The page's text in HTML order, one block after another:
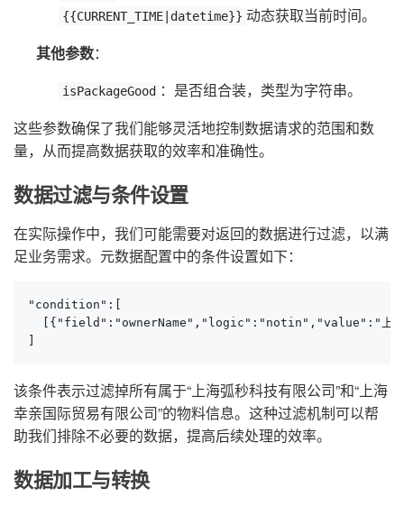
{{CURRENT_TIME|datetime}} 动态获取当前时间。
其他参数：
isPackageGood ：是否组合装，类型为字符串。
这些参数确保了我们能够灵活地控制数据请求的范围和数
量，从而提高数据获取的效率和准确性。
数据过滤与条件设置
在实际操作中，我们可能需要对返回的数据进行过滤，以满
足业务需求。元数据配置中的条件设置如下：
"condition":[
[{"field":"ownerName","logic":"notin","value":"上海弧
该条件表示过滤掉所有属于“上海弧秒科技有限公司”和“上海
幸亲国际贸易有限公司”的物料信息。这种过滤机制可以帮
助我们排除不必要的数据，提高后续处理的效率。
数据加工与转换